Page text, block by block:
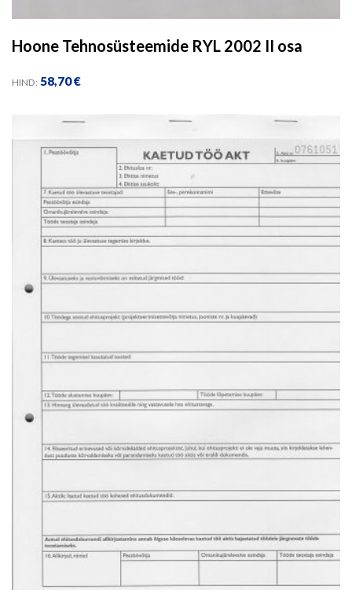
Hoone Tehnosüsteemide RYL 2002 II osa
HIND: 58,70€